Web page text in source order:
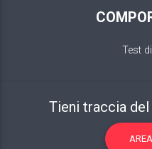
Test
Tieni traccia